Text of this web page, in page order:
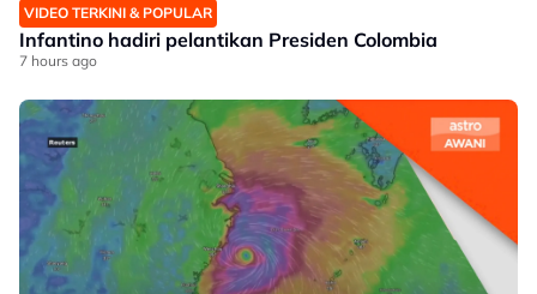
VIDEO TERKINI & POPULAR
Infantino hadiri pelantikan Presiden Colombia
7 hours ago